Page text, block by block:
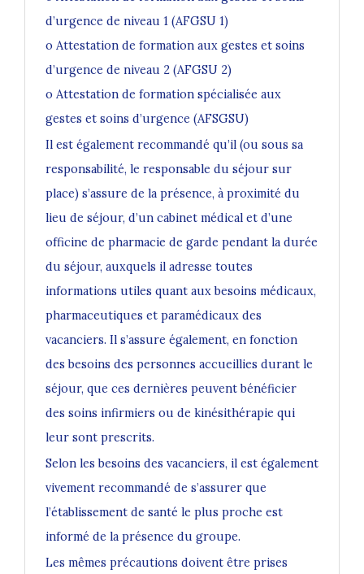
d’urgence de niveau 1 (AFGSU 1)
o Attestation de formation aux gestes et soins
d’urgence de niveau 2 (AFGSU 2)
o Attestation de formation spécialisée aux
gestes et soins d’urgence (AFSGSU)
Il est également recommandé qu’il (ou sous sa
responsabilité, le responsable du séjour sur
place) s’assure de la présence, à proximité du
lieu de séjour, d’un cabinet médical et d’une
officine de pharmacie de garde pendant la durée
du séjour, auxquels il adresse toutes
informations utiles quant aux besoins médicaux,
pharmaceutiques et paramédicaux des
vacanciers. Il s’assure également, en fonction
des besoins des personnes accueillies durant le
séjour, que ces dernières peuvent bénéficier
des soins infirmiers ou de kinésithérapie qui
leur sont prescrits.
Selon les besoins des vacanciers, il est également
vivement recommandé de s’assurer que
l’établissement de santé le plus proche est
informé de la présence du groupe.
Les mêmes précautions doivent être prises